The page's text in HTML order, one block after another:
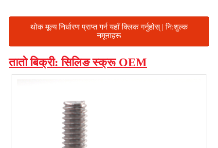
थोक मूल्य निर्धारण प्राप्त गर्न यहाँ क्लिक गर्नुहोस् | नि:शुल्क
नमूनाहरू
तातो बिक्री: सिलिङ स्क्रू OEM